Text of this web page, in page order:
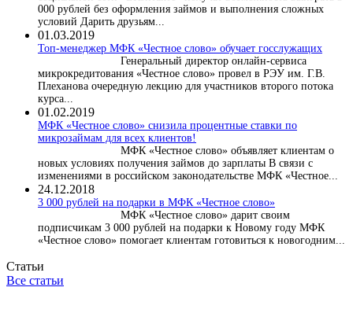
000 рублей без оформления займов и выполнения сложных
условий Дарить друзьям...
01.03.2019
Топ-менеджер МФК «Честное слово» обучает госслужащих
Генеральный директор онлайн-сервиса
микрокредитования «Честное слово» провел в РЭУ им. Г.В.
Плеханова очередную лекцию для участников второго потока
курса...
01.02.2019
МФК «Честное слово» снизила процентные ставки по
микрозаймам для всех клиентов!
МФК «Честное слово» объявляет клиентам о
новых условиях получения займов до зарплаты В связи с
изменениями в российском законодательстве МФК «Честное...
24.12.2018
3 000 рублей на подарки в МФК «Честное слово»
МФК «Честное слово» дарит своим
подписчикам 3 000 рублей на подарки к Новому году МФК
«Честное слово» помогает клиентам готовиться к новогодним...
Статьи
Все статьи